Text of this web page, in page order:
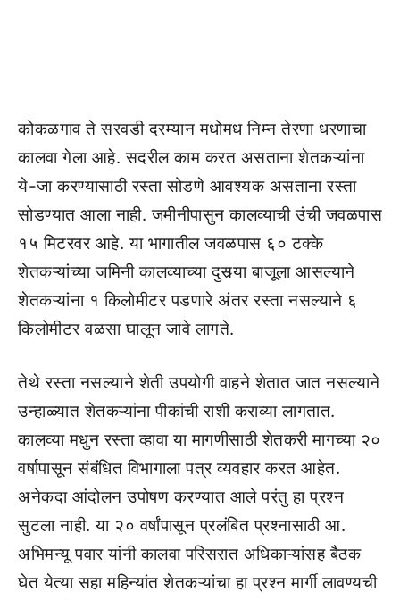
कोकळगाव ते सरवडी दरम्यान मधोमध निम्न तेरणा धरणाचा
कालवा गेला आहे. सदरील काम करत असताना शेतकऱ्यांना
ये-जा करण्यासाठी रस्ता सोडणे आवश्यक असताना रस्ता
सोडण्यात आला नाही. जमीनीपासुन कालव्याची उंची जवळपास
१५ मिटरवर आहे. या भागातील जवळपास ६० टक्के
शेतकऱ्यांच्या जमिनी कालव्याच्या दुसर्‍या बाजूला आसल्याने
शेतकऱ्यांना १ किलोमीटर पडणारे अंतर रस्ता नसल्याने ६
किलोमीटर वळसा घालून जावे लागते.
तेथे रस्ता नसल्याने शेती उपयोगी वाहने शेतात जात नसल्याने
उन्हाळ्यात शेतकऱ्यांना पीकांची राशी कराव्या लागतात.
कालव्या मधुन रस्ता व्हावा या मागणीसाठी शेतकरी मागच्या २०
वर्षापासून संबंधित विभागाला पत्र व्यवहार करत आहेत.
अनेकदा आंदोलन उपोषण करण्यात आले परंतु हा प्रश्न
सुटला नाही. या २० वर्षांपासून प्रलंबित प्रश्नासाठी आ.
अभिमन्यू पवार यांनी कालवा परिसरात अधिकाऱ्यांसह बैठक
घेत येत्या सहा महिन्यांत शेतकऱ्यांचा हा प्रश्न मार्गी लावण्यची